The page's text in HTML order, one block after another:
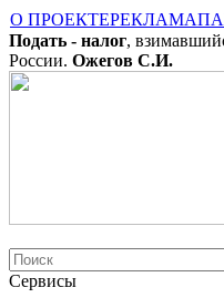
О ПРОЕКТЕРЕКЛАМА
Подать - налог,
России. Ожегов С.И.
Сервисы